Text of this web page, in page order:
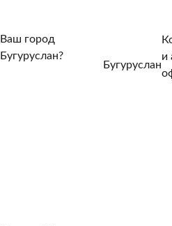
Ваш город
Бугуруслан?
Бугуруслан
и